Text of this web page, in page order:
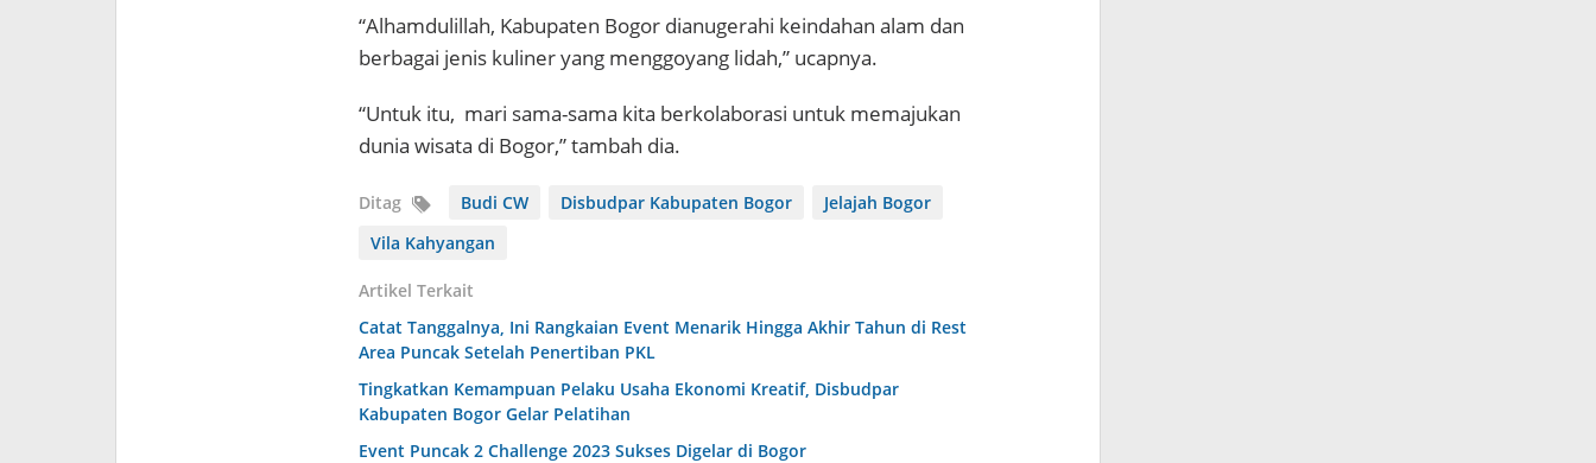
“Alhamdulillah, Kabupaten Bogor dianugerahi keindahan alam dan
berbagai jenis kuliner yang menggoyang lidah,” ucapnya.
“Untuk itu, mari sama-sama kita berkolaborasi untuk memajukan
dunia wisata di Bogor,” tambah dia.
Ditag Budi CW Disbudpar Kabupaten Bogor
Jelajah Bogor
Vila Kahyangan
Artikel Terkait
Catat Tanggalnya, Ini Rangkaian Event Menarik Hingga Akhir Tahun di Rest
Area Puncak Setelah Penertiban PKL
Tingkatkan Kemampuan Pelaku Usaha Ekonomi Kreatif, Disbudpar
Kabupaten Bogor Gelar Pelatihan
Event Puncak 2 Challenge 2023 Sukses Digelar di Bogor